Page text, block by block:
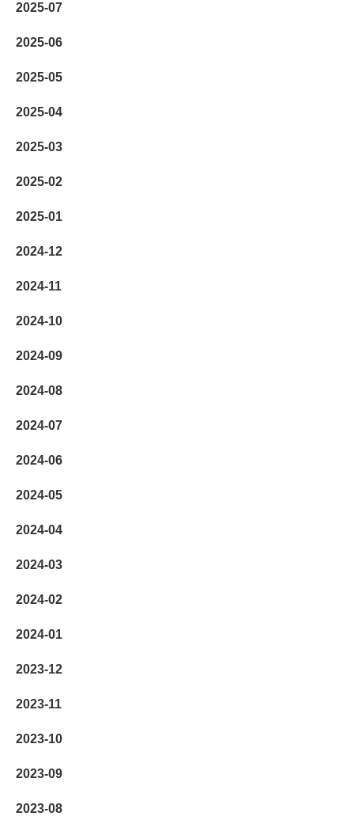
2025-07
2025-06
2025-05
2025-04
2025-03
2025-02
2025-01
2024-12
2024-11
2024-10
2024-09
2024-08
2024-07
2024-06
2024-05
2024-04
2024-03
2024-02
2024-01
2023-12
2023-11
2023-10
2023-09
2023-08